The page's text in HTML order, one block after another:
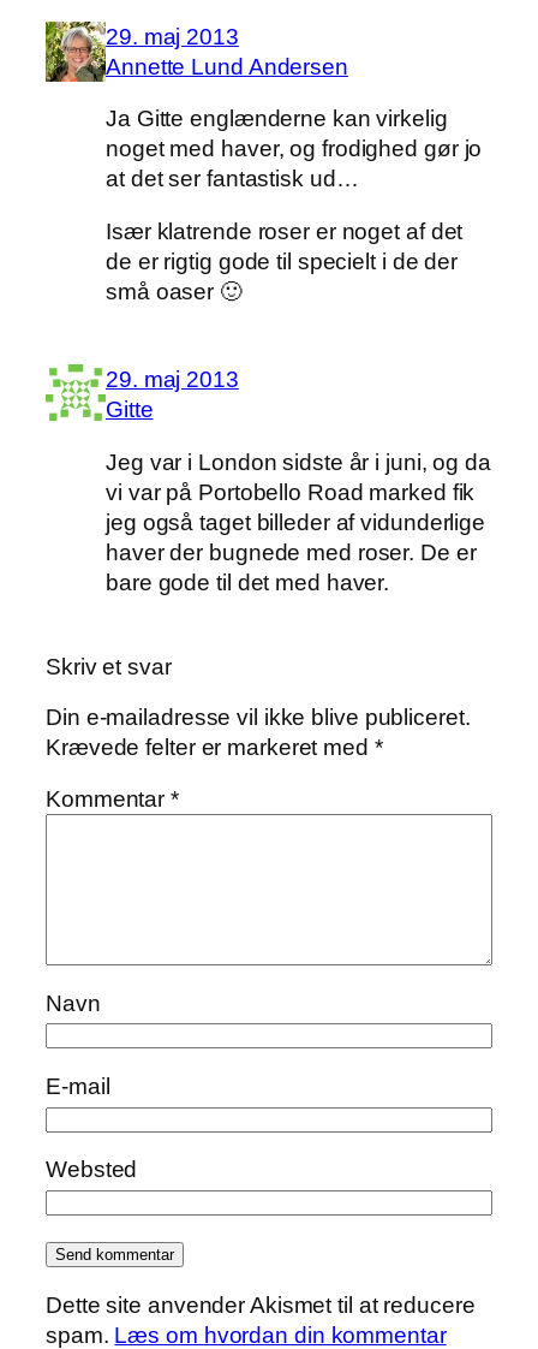
29. maj 2013
Annette Lund Andersen
Ja Gitte englænderne kan virkelig
noget med haver, og frodighed gør jo
at det ser fantastisk ud…
Især klatrende roser er noget af det
de er rigtig gode til specielt i de der
små oaser 🙂
29. maj 2013
Gitte
Jeg var i London sidste år i juni, og da
vi var på Portobello Road marked fik
jeg også taget billeder af vidunderlige
haver der bugnede med roser. De er
bare gode til det med haver.
Skriv et svar
Din e-mailadresse vil ikke blive publiceret.
Krævede felter er markeret med *
Kommentar*
Navn
E-mail
Websted
Dette site anvender Akismet til at reducere
spam. Læs om hvordan din kommentar